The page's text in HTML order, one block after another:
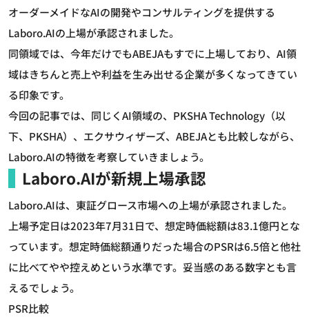
オーダーメイドなAIの開発やコンサルティングを提供する
Laboro.AIの上場が承認されました。
同領域では、今年だけでもABEJAもすでに上場しており、AI領
域はきちんと売上や利益を生み出せる企業が多くなってきてい
る印象です。
今回の記事では、同じくAI領域の、PKSHA Technology（以
下、PKSHA）、エクサウィザーズ、ABEJAとも比較しながら、
Laboro.AIの特徴を考察していきましょう。
Laboro.AIが新規上場承認
Laboro.AIは、東証グロース市場への上場が承認されました。
上場予定日は2023年7月31日で、想定時価総額は83.1億円とな
っています。想定時価総額通りだった場合のPSRは6.5倍と他社
に比べてやや控えめという水準です。妥当感のある数字とも言
えるでしょう。
PSR比較